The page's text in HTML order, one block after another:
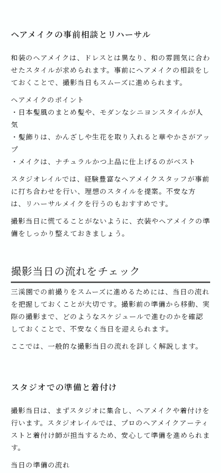
ヘアメイクの事前相談とリハーサル
和装のヘアメイクは、ドレスとは異なり、和の雰囲気に合わ
せたスタイルが求められます。事前にヘアメイクの相談をし
ておくことで、撮影当日もスムーズに進められます。
ヘアメイクのポイント
・日本髪風のまとめ髪や、モダンなシニヨンスタイルが人
気
・髪飾りは、かんざしや生花を取り入れると華やかさがアッ
プ
・メイクは、ナチュラルかつ上品に仕上げるのがベスト
スタジオレイルでは、経験豊富なヘアメイクスタッフが事前
に打ち合わせを行い、理想のスタイルを提案。不安な方
は、リハーサルメイクを行うのもおすすめです。
撮影当日に慌てることがないように、衣装やヘアメイクの準
備をしっかり整えておきましょう。
撮影当日の流れをチェック
三溪園での前撮りをスムーズに進めるためには、当日の流れ
を把握しておくことが大切です。撮影前の準備から移動、実
際の撮影まで、どのようなスケジュールで進むのかを確認
しておくことで、不安なく当日を迎えられます。
ここでは、一般的な撮影当日の流れを詳しく解説します。
スタジオでの準備と着付け
撮影当日は、まずスタジオに集合し、ヘアメイクや着付けを
行います。スタジオレイルでは、プロのヘアメイクアーティ
ストと着付け師が担当するため、安心して準備を進められま
す。
当日の準備の流れ